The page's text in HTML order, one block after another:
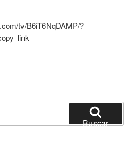
tv/B6iT6NqDAMP/?
Buscar